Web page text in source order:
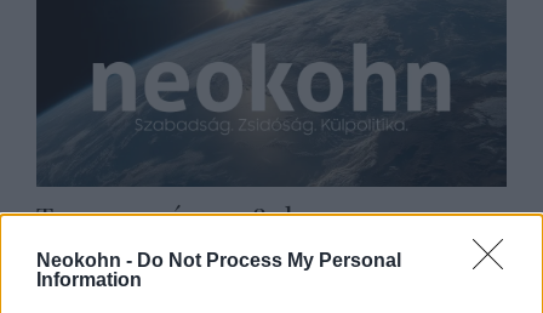
Neokohn - Do Not Process My Personal
Information
Trump már 2018-ban
figyelmeztette a németeket az
orosz energiafüggőségre (videó)